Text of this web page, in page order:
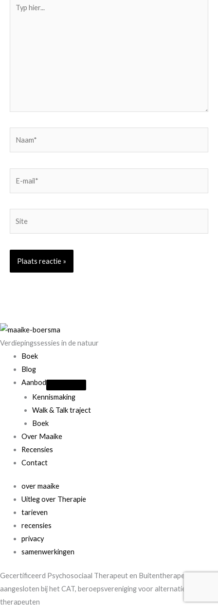
hier...
Verdiepingssessies in de natuur
Boek
Blog
Aanbod
Kennismaking
Walk & Talk traject
Boek
Over Maaike
Recensies
Contact
over maaike
Uitleg over Therapie
tarieven
recensies
privacy
samenwerkingen
Gecertificeerd Psychosociaal Therapeut en Buitentherapeut en
aangesloten bij het CAT, beroepsvereniging voor alternatieve
therapeuten